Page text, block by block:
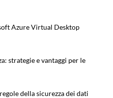
Azure Virtual Desktop
strategie e vantaggi per le
della sicurezza dei dati